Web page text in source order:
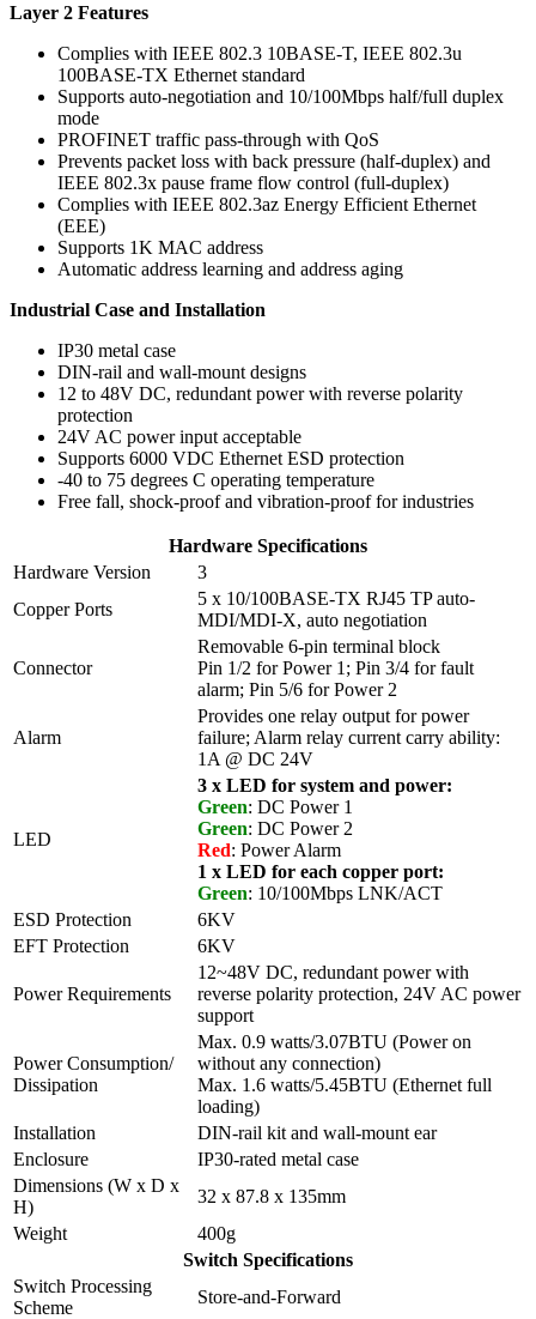
Layer 2 Features
Complies with IEEE 802.3 10BASE-T, IEEE 802.3u
100BASE-TX Ethernet standard
Supports auto-negotiation and 10/100Mbps half/full duplex
mode
PROFINET traffic pass-through with QoS
Prevents packet loss with back pressure (half-duplex) and
IEEE 802.3x pause frame flow control (full-duplex)
Complies with IEEE 802.3az Energy Efficient Ethernet
(EEE)
Supports 1K MAC address
Automatic address learning and address aging
Industrial Case and Installation
IP30 metal case
DIN-rail and wall-mount designs
12 to 48V DC, redundant power with reverse polarity
protection
24V AC power input acceptable
Supports 6000 VDC Ethernet ESD protection
-40 to 75 degrees C operating temperature
Free fall, shock-proof and vibration-proof for industries
Hardware Specifications
Hardware Version
3
Copper Ports
5 x 10/100BASE-TX RJ45 TP auto-
MDI/MDI-X, auto negotiation
Connector
Removable 6-pin terminal block
Pin 1/2 for Power 1; Pin 3/4 for fault
alarm; Pin 5/6 for Power 2
Alarm
Provides one relay output for power
failure; Alarm relay current carry ability:
1A @ DC 24V
LED
3 x LED for system and power:
Green: DC Power 1
Green: DC Power 2
Red: Power Alarm
1 x LED for each copper port:
Green: 10/100Mbps LNK/ACT
ESD Protection
6KV
EFT Protection
6KV
Power Requirements
12~48V DC, redundant power with
reverse polarity protection, 24V AC power
support
Power Consumption/
Dissipation
Max. 0.9 watts/3.07BTU (Power on
without any connection)
Max. 1.6 watts/5.45BTU (Ethernet full
loading)
Installation
DIN-rail kit and wall-mount ear
Enclosure
IP30-rated metal case
Dimensions (W x D x
H)
32 x 87.8 x 135mm
Weight
400g
Switch Specifications
Switch Processing
Scheme
Store-and-Forward